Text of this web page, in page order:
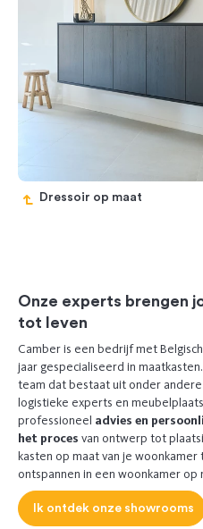
Dressoir op maat
Onze experts brengen
tot leven
Camber is een bedrijf met
jaar gespecialiseerd in
team dat bestaat uit onder
logistieke experts en
professioneel advies en
het proces van ontwerp tot
kasten op maat van je
ontspannen in een woonkamer op
Ik ontdek onze showrooms